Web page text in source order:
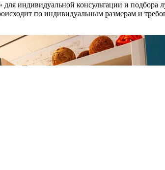
индивидуальной консультации и подбора
по индивидуальным размерам и